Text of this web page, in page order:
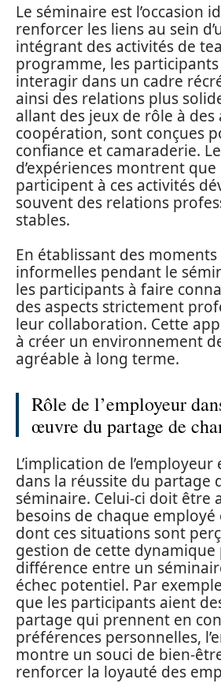
Le séminaire est l’occasion
renforcer les liens au sein
intégrant des activités de
programme, les
interagir dans un cadre
ainsi des relations plus
allant des jeux de rôle à des
coopération, sont conçues
confiance et camaraderie.
d’expériences montrent
participent à ces activités
souvent des relations
stables.
En établissant des
informelles pendant le
les participants à faire
des aspects strictement
leur collaboration. Cette
à créer un environnement
agréable à long terme.
Rôle de l’employeur
œuvre du partage de
L’implication de
dans la réussite du partage
séminaire. Celui-ci doit être
besoins de chaque
dont ces situations sont
gestion de cette
différence entre un
échec potentiel. Par
que les participants aient
partage qui prennent en
préférences personnelles,
montre un souci de bien-
renforcer la loyauté des